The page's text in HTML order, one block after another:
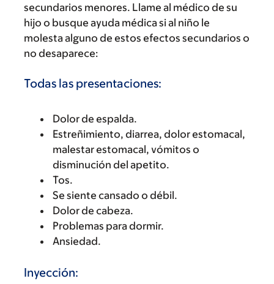
secundarios menores. Llame al médico de su
hijo o busque ayuda médica si al niño le
molesta alguno de estos efectos secundarios o
no desaparece:
Todas las presentaciones:
Dolor de espalda.
Estreñimiento, diarrea, dolor estomacal,
malestar estomacal, vómitos o
disminución del apetito.
Tos.
Se siente cansado o débil.
Dolor de cabeza.
Problemas para dormir.
Ansiedad.
Inyección: